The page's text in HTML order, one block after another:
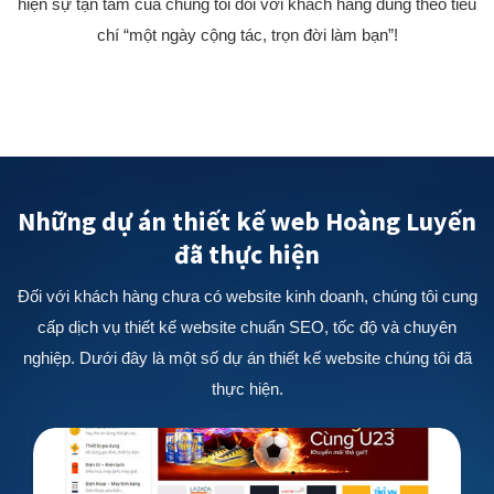
hiện sự tận tâm của chúng tôi đối với khách hàng đúng theo tiêu
chí “một ngày cộng tác, trọn đời làm bạn”!
Những dự án thiết kế web Hoàng Luyến
đã thực hiện
Đối với khách hàng chưa có website kinh doanh, chúng tôi cung
cấp dịch vụ thiết kế website chuẩn SEO, tốc độ và chuyên
nghiệp. Dưới đây là một số dự án thiết kế website chúng tôi đã
thực hiện.